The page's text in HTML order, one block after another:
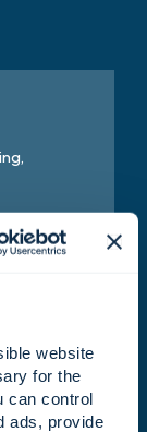
website
for the
can control
ads, provide
at